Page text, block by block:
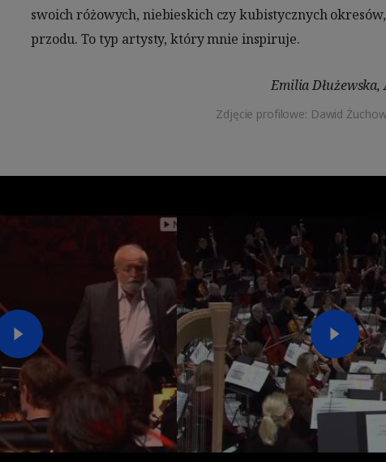
przodu. To typ artysty, który mnie inspiruje.
Emilia Dłużewska,
Zdjęcie profilowe: Dawid